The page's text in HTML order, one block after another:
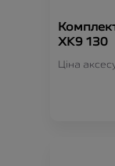
XK9 130
Ціна